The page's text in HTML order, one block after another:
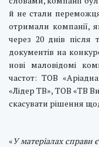
й не стали
отримали компанії,
через 20 днів
документів на
нові маловідомі
частот: ТОВ
«Лідер ТВ», ТОВ «ТВ
скасувати рішення
«У матеріалах